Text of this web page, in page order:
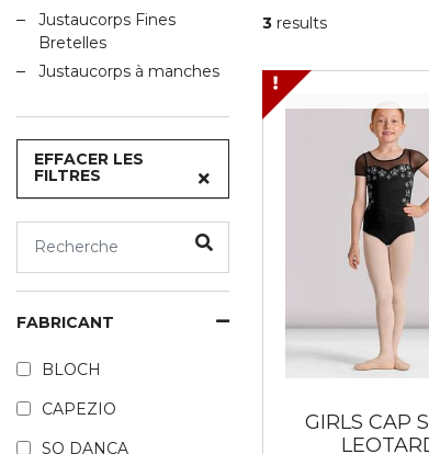
Justaucorps Fines
Bretelles
Justaucorps à manches
EFFACER LES
FILTRES
FABRICANT
BLOCH
CAPEZIO
SO DANCA
3 results
GIRLS CAP